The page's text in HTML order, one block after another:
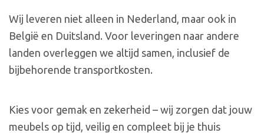
Wij leveren niet alleen in Nederland, maar ook in
België en Duitsland. Voor leveringen naar andere
landen overleggen we altijd samen, inclusief de
bijbehorende transportkosten.
Kies voor gemak en zekerheid – wij zorgen dat jouw
meubels op tijd, veilig en compleet bij je thuis